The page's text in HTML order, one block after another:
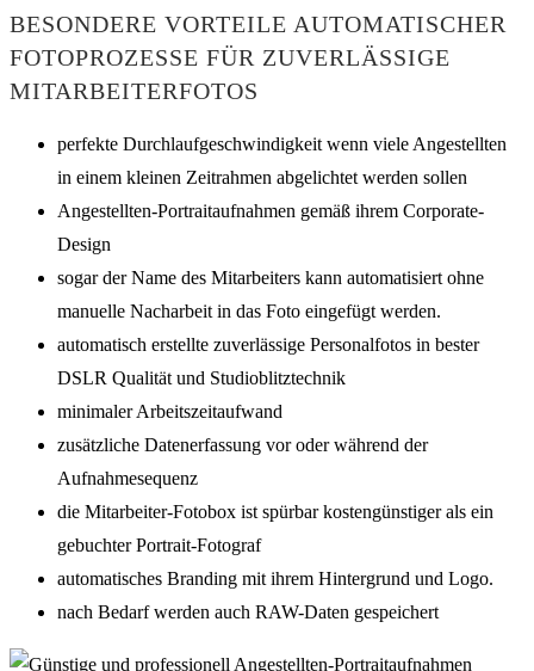
BESONDERE VORTEILE AUTOMATISCHER
FOTOPROZESSE FÜR ZUVERLÄSSIGE
MITARBEITERFOTOS
perfekte Durchlaufgeschwindigkeit wenn viele Angestellten
in einem kleinen Zeitrahmen abgelichtet werden sollen
Angestellten-Portraitaufnahmen gemäß ihrem Corporate-
Design
sogar der Name des Mitarbeiters kann automatisiert ohne
manuelle Nacharbeit in das Foto eingefügt werden.
automatisch erstellte zuverlässige Personalfotos in bester
DSLR Qualität und Studioblitztechnik
minimaler Arbeitszeitaufwand
zusätzliche Datenerfassung vor oder während der
Aufnahmesequenz
die Mitarbeiter-Fotobox ist spürbar kostengünstiger als ein
gebuchter Portrait-Fotograf
automatisches Branding mit ihrem Hintergrund und Logo.
nach Bedarf werden auch RAW-Daten gespeichert